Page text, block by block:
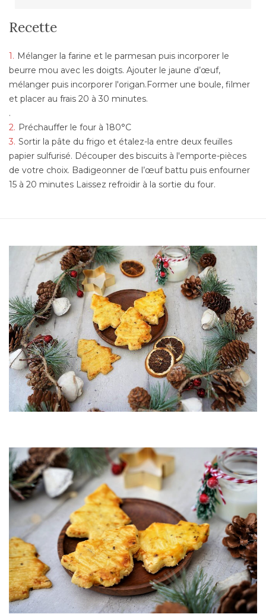
Recette
Mélanger la farine et le parmesan puis incorporer le
beurre mou avec les doigts. Ajouter le jaune d’œuf,
mélanger puis incorporer l'origan.Former une boule, filmer
et placer au frais 20 à 30 minutes.
.
Préchauffer le four à 180°C
Sortir la pâte du frigo et étalez-la entre deux feuilles
papier sulfurisé. Découper des biscuits à l'emporte-pièces
de votre choix. Badigeonner de l’œuf battu puis enfourner
15 à 20 minutes Laissez refroidir à la sortie du four.